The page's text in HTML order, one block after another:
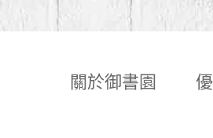
關於御書園